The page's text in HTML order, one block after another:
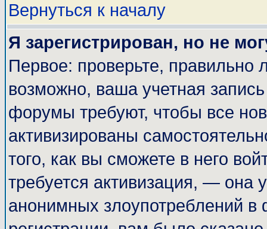
Вернуться к началу
Я зарегистрирован, но не
Первое: проверьте, правильно
возможно, ваша учетная
форумы требуют, чтобы все
активизированы
того, как вы сможете в него
требуется активизация, — она
анонимных злоупотреблений